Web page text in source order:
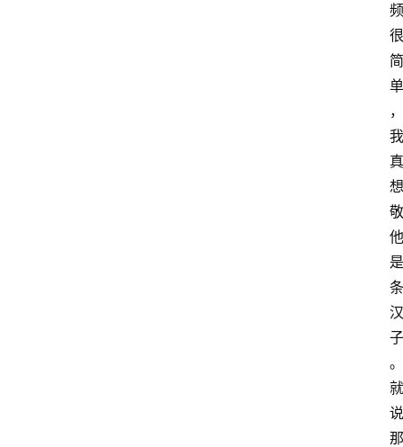
频
很
简
单
，
我
真
想
敬
他
是
条
汉
子
。
就
说
那